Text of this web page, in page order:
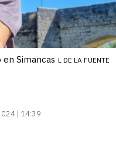
Simancas L DE LA FUENTE
| 14:39